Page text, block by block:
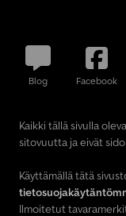
Blog Facebook
Kaikki tällä sivulla
sitovuutta ja eivät
Käyttämällä tätä
Ilmoitetut